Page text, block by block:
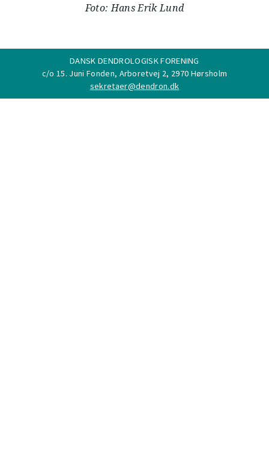
Foto: Hans Erik Lund
DANSK DENDROLOGISK FORENING
c/o 15. Juni Fonden, Arboretvej 2, 2970 Hørsholm
sekretaer@dendron.dk